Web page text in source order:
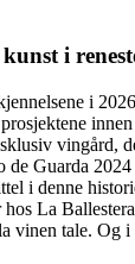
i
i
vingård,
de Guarda
i denne
La
vinen tale. Og i